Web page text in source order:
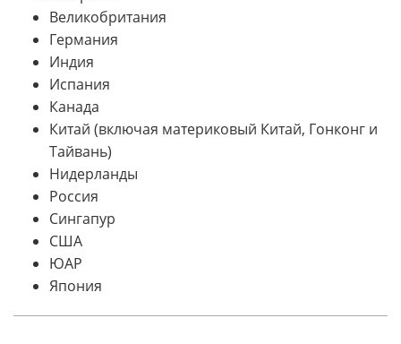
Великобритания
Германия
Индия
Испания
Канада
Китай (включая материковый Китай, Гонконг и
Тайвань)
Нидерланды
Россия
Сингапур
США
ЮАР
Япония